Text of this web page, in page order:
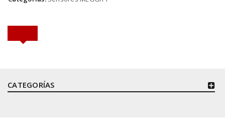
CATEGORÍAS